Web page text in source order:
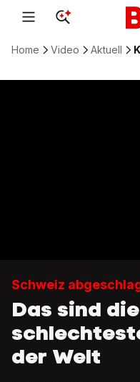
Home Video Aktuell
Schweiz
Das sind
der Welt